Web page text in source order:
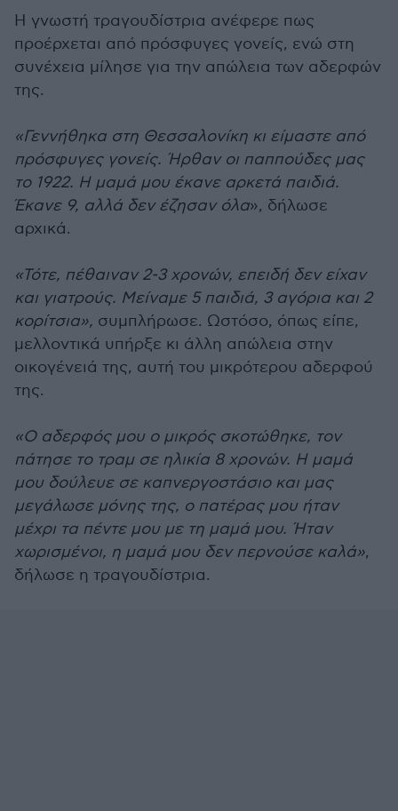
Η γνωστή τραγουδίστρια ανέφερε πως
προέρχεται από πρόσφυγες γονείς, ενώ στη
συνέχεια μίλησε για την απώλεια των αδερφών
της.
«Γεννήθηκα στη Θεσσαλονίκη κι είμαστε από
πρόσφυγες γονείς. Ήρθαν οι παππούδες μας
το 1922. Η μαμά μου έκανε αρκετά παιδιά.
Έκανε 9, αλλά δεν έζησαν όλα», δήλωσε
αρχικά.
«Τότε, πέθαιναν 2-3 χρονών, επειδή δεν είχαν
και γιατρούς. Μείναμε 5 παιδιά, 3 αγόρια και 2
κορίτσια», συμπλήρωσε. Ωστόσο, όπως είπε,
μελλοντικά υπήρξε κι άλλη απώλεια στην
οικογένειά της, αυτή του μικρότερου αδερφού
της.
«Ο αδερφός μου ο μικρός σκοτώθηκε, τον
πάτησε το τραμ σε ηλικία 8 χρονών. Η μαμά
μου δούλευε σε καπνεργοστάσιο και μας
μεγάλωσε μόνης της, ο πατέρας μου ήταν
μέχρι τα πέντε μου με τη μαμά μου. Ήταν
χωρισμένοι, η μαμά μου δεν περνούσε καλά»,
δήλωσε η τραγουδίστρια.